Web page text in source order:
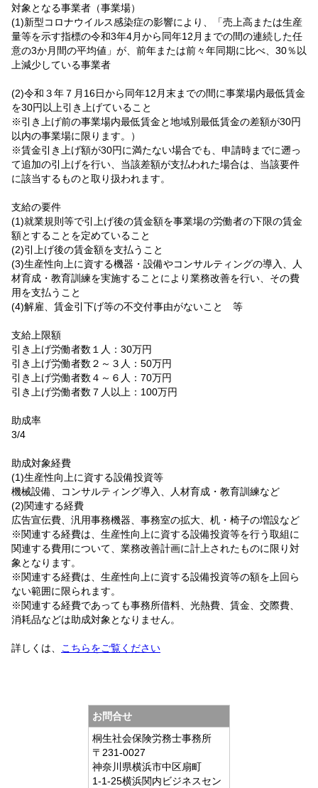
対象となる事業者（事業場）
(1)新型コロナウイルス感染症の影響により、「売上高または生産
量等を示す指標の令和3年4月から同年12月までの間の連続した任
意の3か月間の平均値」が、前年または前々年同期に比べ、30％以
上減少している事業者
(2)令和３年７月16日から同年12月末までの間に事業場内最低賃金
を30円以上引き上げていること
※引き上げ前の事業場内最低賃金と地域別最低賃金の差額が30円
以内の事業場に限ります。）
※賃金引き上げ額が30円に満たない場合でも、申請時までに遡っ
て追加の引上げを行い、当該差額が支払われた場合は、当該要件
に該当するものと取り扱われます。
支給の要件
(1)就業規則等で引上げ後の賃金額を事業場の労働者の下限の賃金
額とすることを定めていること
(2)引上げ後の賃金額を支払うこと
(3)生産性向上に資する機器・設備やコンサルティングの導入、人
材育成・教育訓練を実施することにより業務改善を行い、その費
用を支払うこと
(4)解雇、賃金引下げ等の不交付事由がないこと 等
支給上限額
引き上げ労働者数１人：30万円
引き上げ労働者数２～３人：50万円
引き上げ労働者数４～６人：70万円
引き上げ労働者数７人以上：100万円
助成率
3/4
助成対象経費
(1)生産性向上に資する設備投資等
機械設備、コンサルティング導入、人材育成・教育訓練など
(2)関連する経費
広告宣伝費、汎用事務機器、事務室の拡大、机・椅子の増設など
※関連する経費は、生産性向上に資する設備投資等を行う取組に
関連する費用について、業務改善計画に計上されたものに限り対
象となります。
※関連する経費は、生産性向上に資する設備投資等の額を上回ら
ない範囲に限られます。
※関連する経費であっても事務所借料、光熱費、賃金、交際費、
消耗品などは助成対象となりません。
詳しくは、 こちらをご覧ください
お問合せ
桐生社会保険労務士事務所
〒231-0027
神奈川県横浜市中区扇町
1-1-25横浜関内ビジネスセン